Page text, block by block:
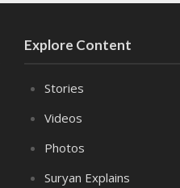
Explore Content
Stories
Videos
Photos
Suryan Explains